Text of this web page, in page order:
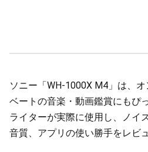
ソニー「WH-1000X M4」は、
ベートの音楽・動画鑑賞にもぴ
ライターが実際に使用し、ノイ
音質、アプリの使い勝手をレビ